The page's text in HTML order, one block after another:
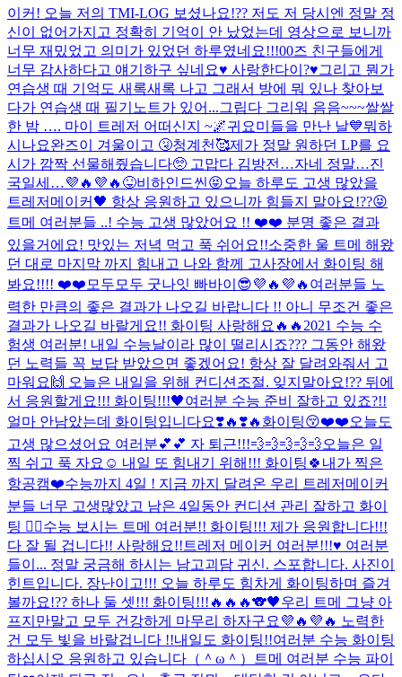
이커! 오늘 저의 TMI-LOG 보셨나요!?? 저도 저 당시엔 정말 정
신이 없어가지고 정확히 기억이 안 났었는데 영상으로 보니까
너무 재밌었고 의미가 있었던 하루였네요!!!00즈 친구들에게
너무 감사하다고 얘기하구 싶네요♥️ 사랑한다이?♥️그리고 뭔가
연습생 때 기억도 새록새록 나고 그래서 방에 뭐 있나 찾아보
다가 연습생 때 필기노트가 있어...그립다 그리워 음음~~~쌀쌀
한 밤 …. 마이 트레저 어떠신지 ~🌌귀요미들을 만난 날💙뭐하
시나요완즈이 겨울이고 🤧청계천🥰제가 정말 원하던 LP를 요
시가 깜짝 선물해줬습니다🥺 고맙다 김방전…자네 정말…진
국일세…💜🔥💜🔥 😝비하인드씬😝오늘 하루도 고생 많았을
트레저메이커🖤 항상 응원하고 있으니까 힘들지 말아요!??😝
트메 여러분들 ..! 수능 고생 많았어요 !! ❤️❤️ 분명 좋은 결과
있을거에요! 맛있는 저녁 먹고 푹 쉬어요!!소중한 울 트메 해왔
던 대로 마지막 까지 힘내고 나와 함께 고사장에서 화이팅 해
봐요!!!! ❤️❤️ 모두모두 굿나잇 빠바이😎💜🔥💜🔥 여러분들 노
력한 만큼의 좋은 결과가 나오길 바랍니다 !! 아니 무조건 좋은
결과가 나오길 바랄게요!! 화이팅 사랑해요🔥🔥 2021 수능 수
험생 여러분! 내일 수능날이라 많이 떨리시죠??? 그동안 해왔
던 노력들 꼭 보답 받았으면 좋겠어요! 항상 잘 달려와줘서 고
마워요🙌 오늘은 내일을 위해 컨디션조절. 잊지말아요!?? 뒤에
서 응원할게요!!! 화이팅!!!🖤여러분 수능 준비 잘하고 있죠?!!
얼마 안남았는데 화이팅입니다요❣️🔥❣️🔥 화이팅😚❤️❤️오늘도
고생 많으셨어요 여러분💕💕 자 퇴근!!!💨💨💨💨💨오늘은 일
찍 쉬고 푹 자요☺️ 내일 또 힘내기 위해!!! 화이팅🍀 내가 찍은
항공캠❤️수능까지 4일 ! 지금 까지 달려온 우리 트레저메이커
분들 너무 고생많았고 남은 4일동안 컨디션 관리 잘하고 화이
팅 ❤️‍🔥수능 보시는 트메 여러분!! 화이팅!!! 제가 응원합니다!!!
다 잘 될 겁니다!! 사랑해요!! 트레저 메이커 여러분!!!♥️ 여러분
들이... 정말 궁금해 하시는 남고괴담 귀신. 스포합니다. 사진이
힌트입니다. 장난이고!!! 오늘 하루도 힘차게 화이팅하며 즐겨
볼까요!?? 하나 둘 셋!!! 화이팅!!!🔥🔥🔥🐨🖤우리 트메 그냥 아
프지만말고 모두 건강하게 마무리 하자구요💜🔥💜🔥 노력한
건 모두 빛을 바랄겁니다 !!내일도 화이팅!!여러분 수능 화이팅
하십시오 응원하고 있습니다（＾ω＾）
트메 여러분 수능 파이